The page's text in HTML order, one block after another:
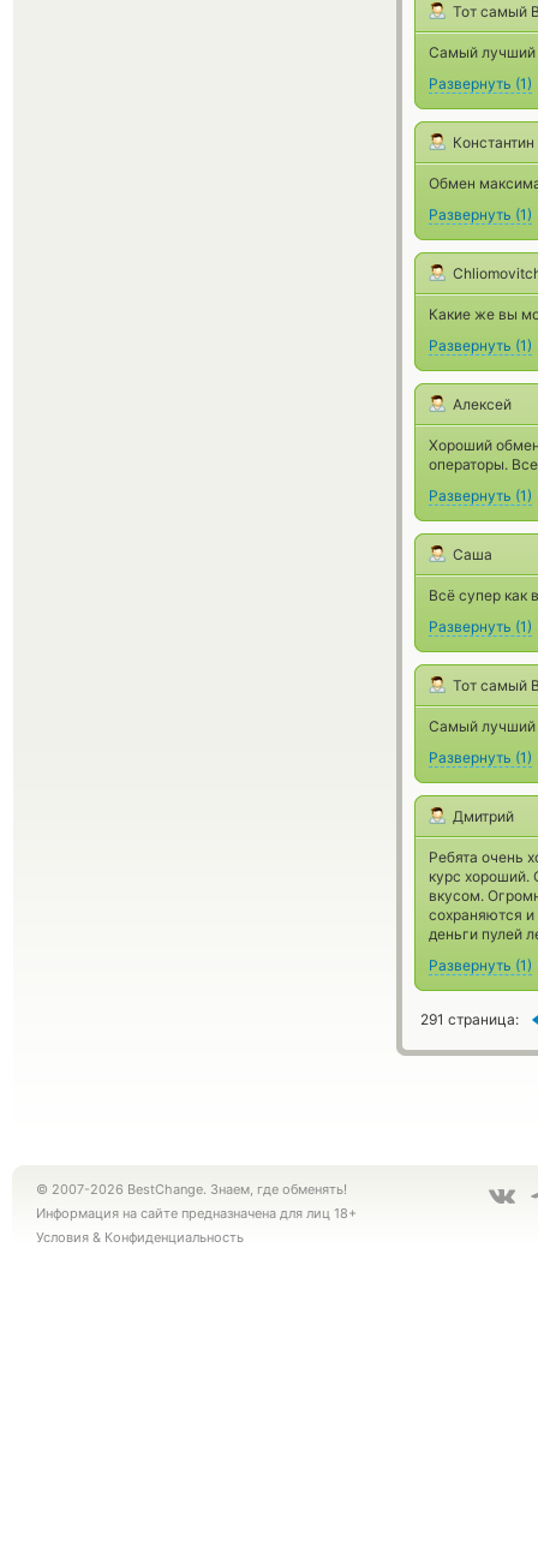
Тот самый
Самый лучший
Развернуть (1)
Константин
Обмен
Развернуть (1)
Какие же вы
Развернуть (1)
Алексей
Хороший
операторы.
Развернуть (1)
Саша
Всё супер как
Развернуть (1)
Тот самый
Самый лучший
Развернуть (1)
Дмитрий
Ребята очень
курс хороший.
вкусом.
сохраняются
деньги пулей
Развернуть (1)
291 страница:
© 2007-2026 BestChange. Знаем, где обменять!
Информация на сайте предназначена для лиц 18+
Условия & Конфиденциальность